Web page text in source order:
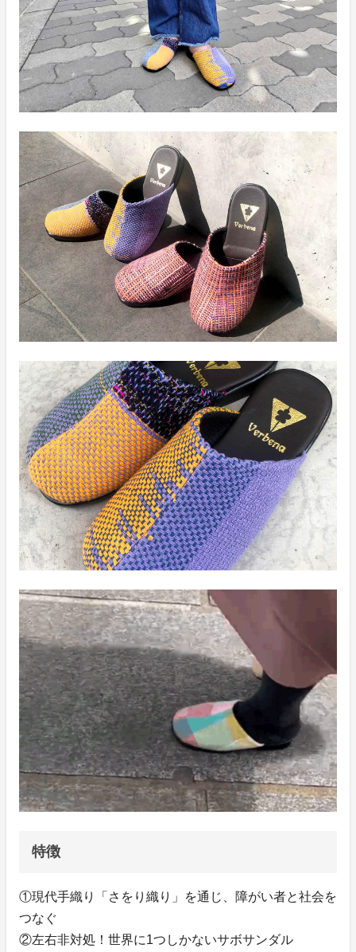
特徴
①現代手織り「さをり織り」を通じ、障がい者と社会を
つなぐ
②左右非対処！世界に1つしかないサボサンダル